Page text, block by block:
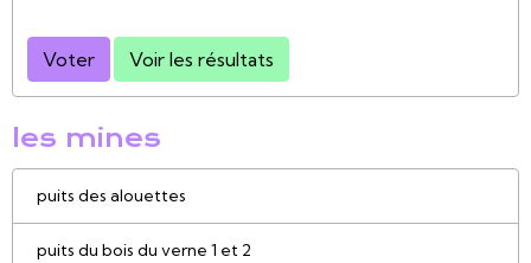
Voter Voir les résultats
les mines
puits des alouettes
puits du bois du verne 1 et 2